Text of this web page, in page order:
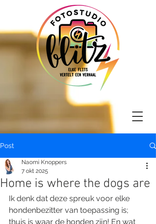
Post
Home is where the dogs are
Naomi Knoppers
7 okt 2025
Ik denk dat deze spreuk voor elke
hondenbezitter van toepassing is;
thuis is waar de honden zijn! En wat